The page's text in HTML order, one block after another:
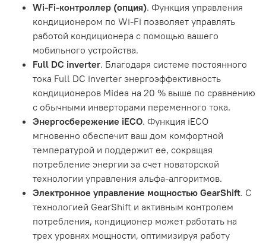
Wi-Fi-контроллер (опция). Функция управления
кондиционером по Wi-Fi позволяет управлять
работой кондиционера с помощью вашего
мобильного устройства.
Full DC inverter. Благодаря системе постоянного
тока Full DC inverter энергоэффективность
кондиционеров Midea на 20 % выше по сравнению
с обычными инверторами переменного тока.
Энергосбережение iЕСО. Функция iECO
мгновенно обеспечит ваш дом комфортной
температурой и поддержит ее, сокращая
потребление энергии за счет новаторской
технологии управления альфа-алгоритмов.
Электронное управление мощностью GearShift. С
технологией GearShift и активным контролем
потребления, кондиционер может работать на
трех уровнях мощности, оптимизируя работу